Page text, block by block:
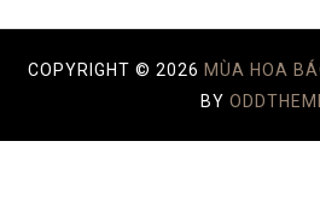
COPYRIGHT © 2026 MÙA HOA
BY